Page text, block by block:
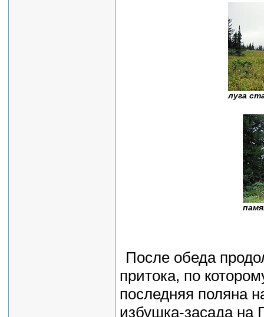
луга
После обеда
притока, по
последняя поляна
избушка-засада на